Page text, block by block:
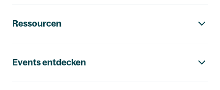
Ressourcen
Events entdecken